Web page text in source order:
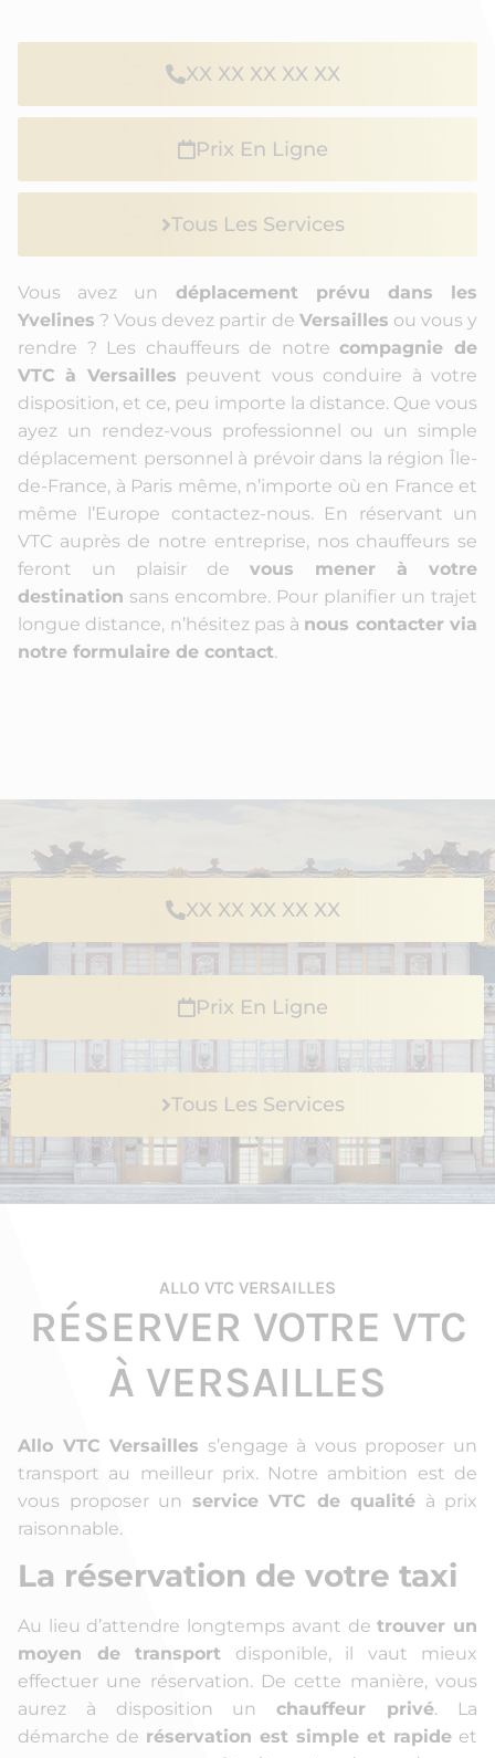
XX XX XX XX XX
Prix En Ligne
Tous Les Services
Vous avez un déplacement prévu dans les
Yvelines ? Vous devez partir de Versailles ou vous y
rendre ? Les chauffeurs de notrecompagnie de
VTC à Versailles peuvent vous conduire à votre
disposition, et ce, peu importe la distance. Que vous
ayez un rendez-vous professionnel ou un simple
déplacement personnel à prévoir dans la région Île-
de-France, à Paris même, n’importe où en France et
même l’Europe contactez-nous. En réservant un
VTC auprès de notre entreprise, nos chauffeurs se
feront un plaisir de vous mener à votre
destination sans encombre. Pour planifier un trajet
longue distance, n’hésitez pas à nous contacter via
notre formulaire de contact.
XX XX XX XX XX
Prix En Ligne
Tous Les Services
ALLO VTC VERSAILLES
RÉSERVER VOTRE VTC
À VERSAILLES
Allo VTC Versailles s’engage à vous proposer un
transport au meilleur prix. Notre ambition est de
vous proposer un service VTC de qualité à prix
raisonnable.
La réservation de votre taxi
Au lieu d’attendre longtemps avant detrouver un
moyen de transport disponible, il vaut mieux
effectuer une réservation. De cette manière, vous
aurez à disposition unchauffeur privé. La
démarche de réservation est simple et rapide et